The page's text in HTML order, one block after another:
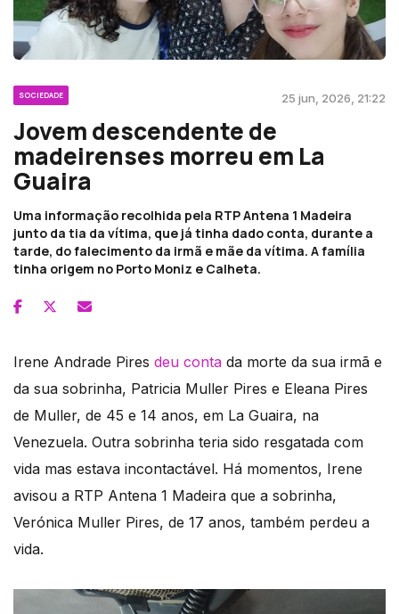
SOCIEDADE 25 jun, 2026, 21:22
Jovem descendente de
madeirenses morreu em La
Guaira
Uma informação recolhida pela RTP Antena 1 Madeira
junto da tia da vítima, que já tinha dado conta, durante a
tarde, do falecimento da irmã e mãe da vítima. A família
tinha origem no Porto Moniz e Calheta.
Irene Andrade Pires deu conta da morte da sua irmã e
da sua sobrinha, Patricia Muller Pires e Eleana Pires
de Muller, de 45 e 14 anos, em La Guaira, na
Venezuela. Outra sobrinha teria sido resgatada com
vida mas estava incontactável. Há momentos, Irene
avisou a RTP Antena 1 Madeira que a sobrinha,
Verónica Muller Pires, de 17 anos, também perdeu a
vida.